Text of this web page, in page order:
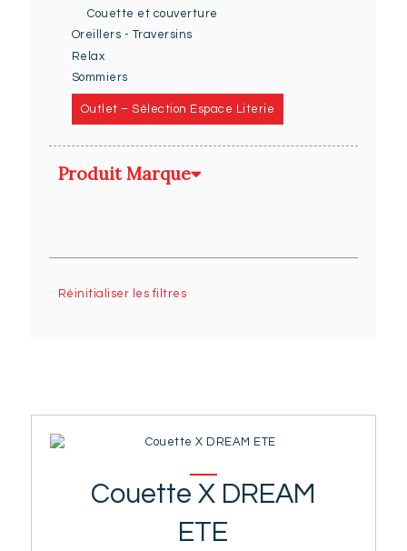
Couette X DREAM
ETE
Couette et couverture
Oreillers - Traversins
Relax
Sommiers
Outlet – Sélection Espace Literie
Produit Marque
Réinitialiser les filtres